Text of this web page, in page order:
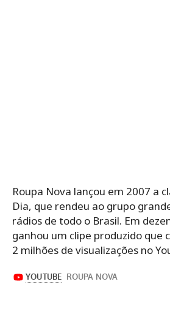
Roupa Nova lançou em 2007 a
Dia, que rendeu ao grupo
rádios de todo o Brasil. Em
ganhou um clipe produzido que
2 milhões de visualizações no